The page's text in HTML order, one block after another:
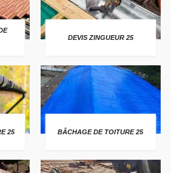
DEVIS ZINGUEUR 25
25 BÂCHAGE DE TOITURE 25